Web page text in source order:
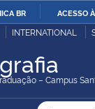
IR
O
BR ACESSO
Pública
INTERNATIONAL
– Campus